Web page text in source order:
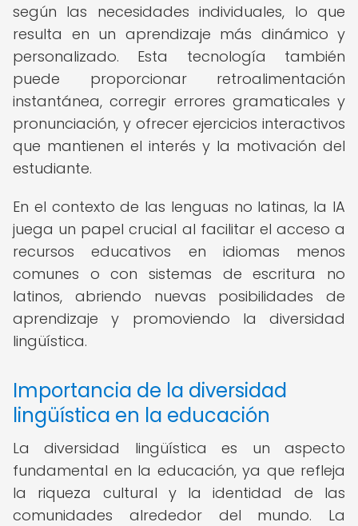
según las necesidades individuales, lo que
resulta en un aprendizaje más dinámico y
personalizado. Esta tecnología también
puede proporcionar retroalimentación
instantánea, corregir errores gramaticales y
pronunciación, y ofrecer ejercicios interactivos
que mantienen el interés y la motivación del
estudiante.
En el contexto de las lenguas no latinas, la IA
juega un papel crucial al facilitar el acceso a
recursos educativos en idiomas menos
comunes o con sistemas de escritura no
latinos, abriendo nuevas posibilidades de
aprendizaje y promoviendo la diversidad
lingüística.
Importancia de la diversidad
lingüística en la educación
La diversidad lingüística es un aspecto
fundamental en la educación, ya que refleja
la riqueza cultural y la identidad de las
comunidades alrededor del mundo. La